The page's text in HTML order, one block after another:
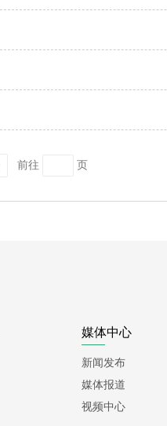
前往 页
媒体中心
新闻发布
媒体报道
视频中心